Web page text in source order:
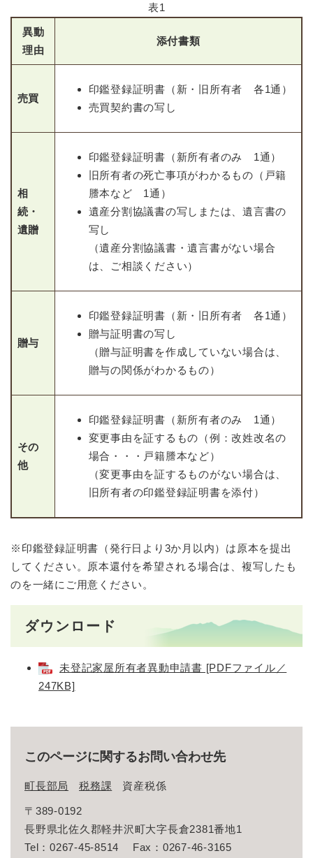
表1
異動
理由
添付書類
売買
印鑑登録証明書（新・旧所有者 各1通）
売買契約書の写し
相
続・
遺贈
印鑑登録証明書（新所有者のみ 1通）
旧所有者の死亡事項がわかるもの（戸籍
謄本など 1通）
遺産分割協議書の写しまたは、遺言書の
写し
（遺産分割協議書・遺言書がない場合
は、ご相談ください）
贈与
印鑑登録証明書（新・旧所有者 各1通）
贈与証明書の写し
（贈与証明書を作成していない場合は、
贈与の関係がわかるもの）
その
他
印鑑登録証明書（新所有者のみ 1通）
変更事由を証するもの（例：改姓改名の
場合・・・戸籍謄本など）
（変更事由を証するものがない場合は、
旧所有者の印鑑登録証明書を添付）
※印鑑登録証明書（発行日より3か月以内）は原本を提出
してください。原本還付を希望される場合は、複写したも
のを一緒にご用意ください。
ダウンロード
未登記家屋所有者異動申請書 [PDFファイル／
247KB]
このページに関するお問い合わせ先
町長部局 税務課 資産税係
〒389-0192
長野県北佐久郡軽井沢町大字長倉2381番地1
Tel：0267-45-8514
Fax：0267-46-3165